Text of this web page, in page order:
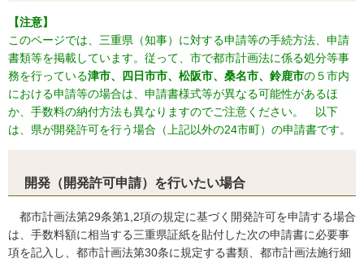
【注意】
このページでは、三重県（知事）に対する申請等の手続方法、申請
書類等を掲載しています。従って、市で都市計画法に係る処分等事
務を行っている津市、四日市市、松阪市、桑名市、鈴鹿市の５市内
における申請等の場合は、申請書様式等が異なる可能性があるほ
か、手数料の納付方法も異なりますのでご注意ください。 以下
は、県が開発許可を行う場合（上記以外の24市町）の申請書です。
開発（開発許可申請）を行いたい場合
都市計画法第29条第1,2項の規定に基づく開発許可を申請する場合
は、手数料額に相当する三重県証紙を貼付した次の申請書に必要事
項を記入し、都市計画法第30条に規定する書類、都市計画法施行細